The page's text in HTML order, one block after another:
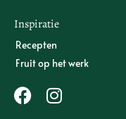
Inspiratie
Recepten
Fruit op het werk